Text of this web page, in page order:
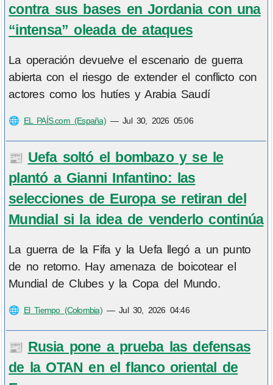
contra sus bases en Jordania con una
“intensa” oleada de ataques
La operación devuelve el escenario de guerra
abierta con el riesgo de extender el conflicto con
actores como los hutíes y Arabia Saudí
🌐 EL PAÍS.com (España)—Jul 30, 2026 05:06
📰 Uefa soltó el bombazo y se le
plantó a Gianni Infantino: las
selecciones de Europa se retiran del
Mundial si la idea de venderlo continúa
La guerra de la Fifa y la Uefa llegó a un punto
de no retorno. Hay amenaza de boicotear el
Mundial de Clubes y la Copa del Mundo.
🌐 El Tiempo (Colombia)—Jul 30, 2026 04:46
📰 Rusia pone a prueba las defensas
de la OTAN en el flanco oriental de